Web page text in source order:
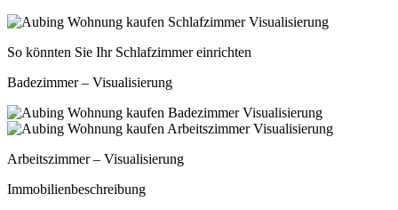
So könnten Sie Ihr Schlafzimmer einrichten
Badezimmer – Visualisierung
Arbeitszimmer – Visualisierung
Immobilienbeschreibung